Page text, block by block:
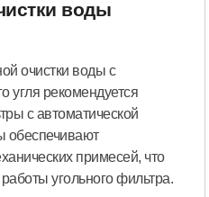
воды
очистки воды с
угля рекомендуется
с автоматической
обеспечивают
примесей, что
угольного фильтра.